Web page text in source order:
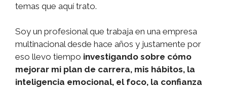
temas que aquí trato.
Soy un profesional que trabaja en una empresa
multinacional desde hace años y justamente por
eso llevo tiempo investigando sobre cómo
mejorar mi plan de carrera, mis hábitos, la
inteligencia emocional, el foco, la confianza